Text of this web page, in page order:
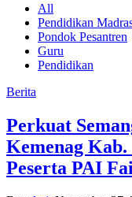
All
Pendidikan
Pondok Pesantren
Guru
Pendidikan
Berita
Perkuat
Kemenag
Peserta PAI